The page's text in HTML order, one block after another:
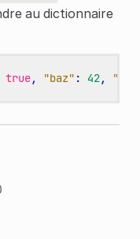
au dictionnaire
true, "baz" : 42,